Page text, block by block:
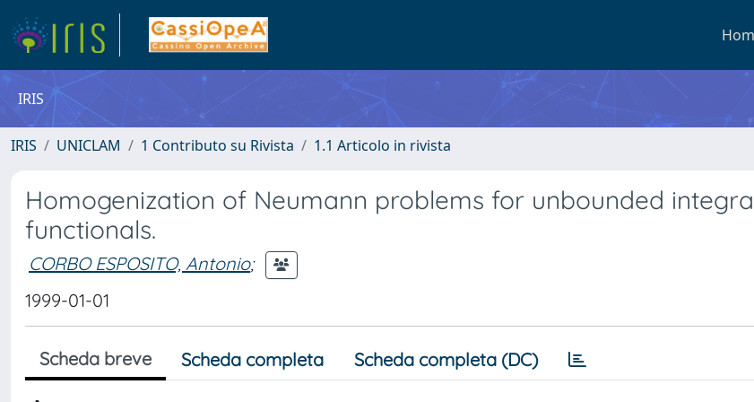
IRIS
IRIS UNICLAM 1 Contributo su Rivista 1.1 Articolo in rivista
Homogenization of Neumann problems for unbounded
functionals.
CORBO ESPOSITO, Antonio;
1999-01-01
Scheda breve Scheda completa Scheda completa (DC)